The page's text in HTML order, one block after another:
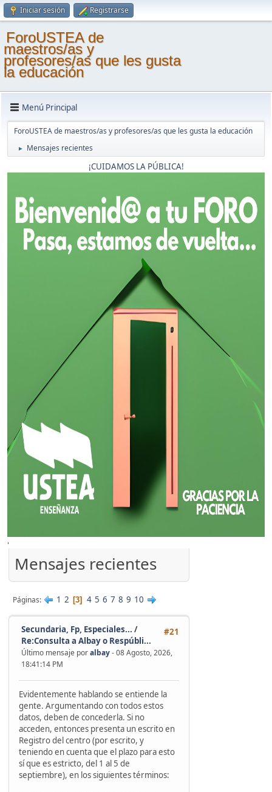
Iniciar sesión Registrarse
ForoUSTEA de
maestros/as y
profesores/as que les gusta
la educación
Menú Principal
ForoUSTEA de maestros/as y profesores/as que les gusta la educación
► Mensajes recientes
¡CUIDAMOS LA PÚBLICA!
'
Mensajes recientes
Páginas 1 2 3 4 5 6 7 8 9 10
#21
Secundaria, Fp, Especiales... /
Re:Consulta a Albay o Respúbli...
Último mensaje poralbay- 08 Agosto, 2026,
18:41:14 PM
Evidentemente hablando se entiende la
gente. Argumentando con todos estos
datos, deben de concederla. Si no
acceden, entonces presenta un escrito en
Registro del centro (por escrito, y
teniendo en cuenta que el plazo para esto
sí que es estricto, del 1 al 5 de
septiembre), en los siguientes términos: